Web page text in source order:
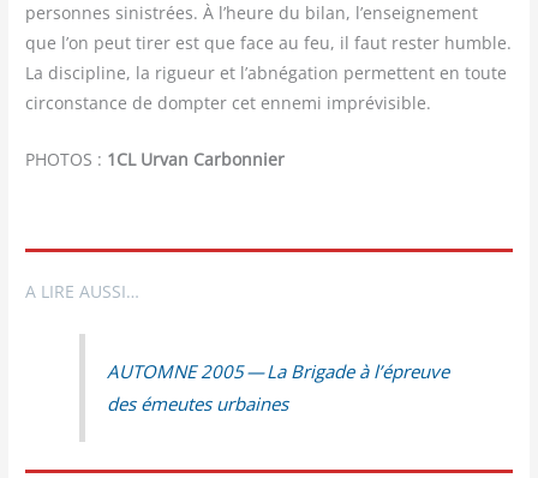
per­sonnes sinis­trées. À l’heure du bilan, l’enseignement
que l’on peut tirer est que face au feu, il faut res­ter humble.
La dis­ci­pline, la rigueur et l’abnégation per­mettent en toute
cir­cons­tance de domp­ter cet enne­mi imprévisible.
PHOTOS : 1CL Urvan Carbonnier
A LIRE AUSSI…
AUTOMNE 2005 — La Bri­gade à l’épreuve
des émeutes urbaines